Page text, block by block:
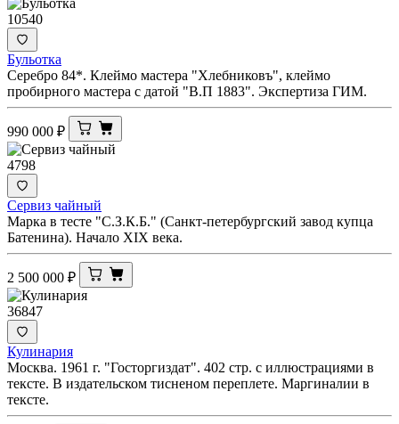
10540
Бульотка
Серебро 84*. Клеймо мастера "Хлебниковъ", клеймо
пробирного мастера с датой "В.П 1883". Экспертиза ГИМ.
990 000 ₽
4798
Сервиз чайный
Марка в тесте "С.З.К.Б." (Санкт-петербургский завод купца
Батенина). Начало XIX века.
2 500 000 ₽
36847
Кулинария
Москва. 1961 г. "Госторгиздат". 402 стр. с иллюстрациями в
тексте. В издательском тисненом переплете. Маргиналии в
тексте.